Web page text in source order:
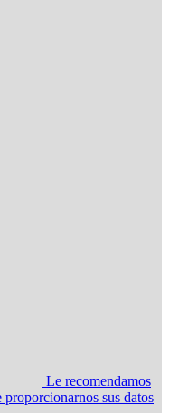
Le recomendamos
sus datos